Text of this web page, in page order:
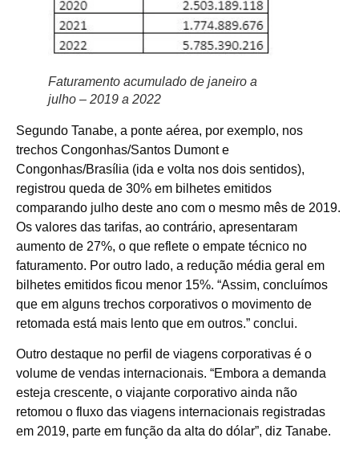
Faturamento acumulado de janeiro a
julho – 2019 a 2022
Segundo Tanabe, a ponte aérea, por exemplo, nos
trechos Congonhas/Santos Dumont e
Congonhas/Brasília (ida e volta nos dois sentidos),
registrou queda de 30% em bilhetes emitidos
comparando julho deste ano com o mesmo mês de 2019.
Os valores das tarifas, ao contrário, apresentaram
aumento de 27%, o que reflete o empate técnico no
faturamento. Por outro lado, a redução média geral em
bilhetes emitidos ficou menor 15%. “Assim, concluímos
que em alguns trechos corporativos o movimento de
retomada está mais lento que em outros.” conclui.
Outro destaque no perfil de viagens corporativas é o
volume de vendas internacionais. “Embora a demanda
esteja crescente, o viajante corporativo ainda não
retomou o fluxo das viagens internacionais registradas
em 2019, parte em função da alta do dólar”, diz Tanabe.